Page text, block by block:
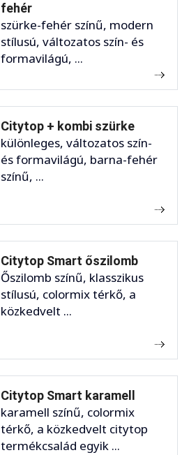
fehér
szürke-fehér színű, modern
stílusú, változatos szín- és
formavilágú, ...
Citytop + kombi szürke
különleges, változatos szín-
és formavilágú, barna-fehér
színű, ...
Citytop Smart őszilomb
Őszilomb színű, klasszikus
stílusú, colormix térkő, a
közkedvelt ...
Citytop Smart karamell
karamell színű, colormix
térkő, a közkedvelt citytop
termékcsalád egyik ...